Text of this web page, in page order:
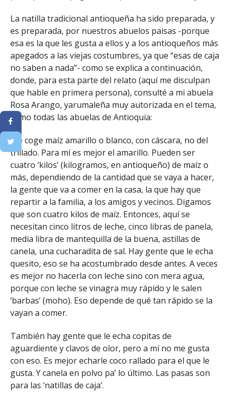
La natilla tradicional antioqueña ha sido preparada, y
es preparada, por nuestros abuelos paisas -porque
esa es la que les gusta a ellos y a los antioqueños más
apegados a las viejas costumbres, ya que “esas de caja
no saben a nada”- como se explica a continuación,
donde, para esta parte del relato (aquí me disculpan
que hable en primera persona), consulté a mi abuela
Rosa Arango, yarumaleña muy autorizada en el tema,
como todas las abuelas de Antioquia:
“Se coge maíz amarillo o blanco, con cáscara, no del
trillado. Para mí es mejor el amarillo. Pueden ser
cuatro ‘kilos’ (kilogramos, en antioqueño) de maíz o
más, dependiendo de la cantidad que se vaya a hacer,
la gente que va a comer en la casa, la que hay que
repartir a la familia, a los amigos y vecinos. Digamos
que son cuatro kilos de maíz. Entonces, aquí se
necesitan cinco litros de leche, cinco libras de panela,
media libra de mantequilla de la buena, astillas de
canela, una cucharadita de sal. Hay gente que le echa
quesito, eso se ha acostumbrado desde antes. A veces
es mejor no hacerla con leche sino con mera agua,
porque con leche se vinagra muy rápido y le salen
‘barbas’ (moho). Eso depende de qué tan rápido se la
vayan a comer.
También hay gente que le echa copitas de
aguardiente y clavos de olor, pero a mí no me gusta
con eso. Es mejor echarle coco rallado para el que le
gusta. Y canela en polvo pa’ lo último. Las pasas son
para las ‘natillas de caja’.